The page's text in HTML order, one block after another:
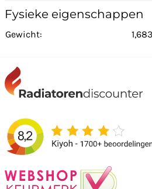
Fysieke eigenschappen
Gewicht: